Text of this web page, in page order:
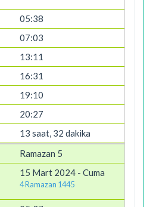
05:38
07:03
13:11
16:31
19:10
20:27
13 saat, 32 dakika
Ramazan 5
15 Mart 2024 - Cuma
4 Ramazan 1445